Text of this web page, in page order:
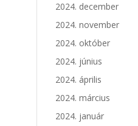
2024. december
2024. november
2024. október
2024. június
2024. április
2024. március
2024. január